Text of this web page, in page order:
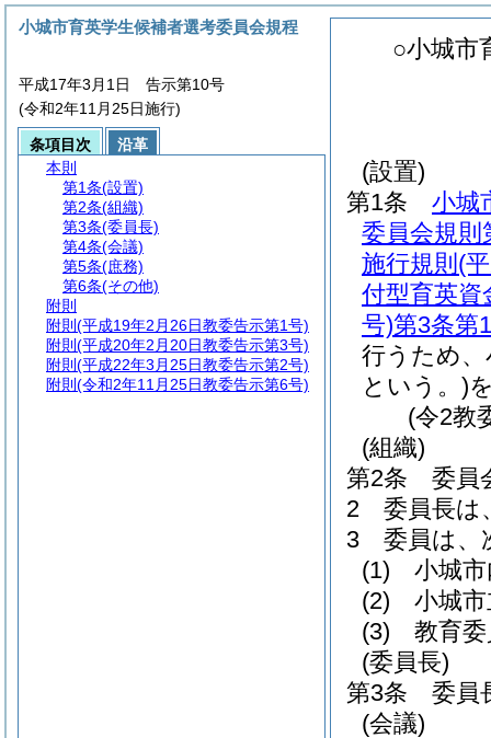
○小城市
(設置)
第1条
小城
委員会規則
施行規則 (
付型育英資
号)第3条第
行うため、
という。)
(令2教
(組織)
第2条
委員
2
委員長は
3
委員は、
(1)
小城
(2)
小城
(3)
教育
(委員長)
第3条
委員
(会議)
小城市育英学生候補者選考委員会規程
平成17年3月1日 告示第10号
(令和2年11月25日施行)
条項目次
沿革
本則
第1条(設置)
第2条(組織)
第3条(委員長)
第4条(会議)
第5条(庶務)
第6条(その他)
附則
附則 (平成19年2月26日教委告示第1号)
附則 (平成20年2月20日教委告示第3号)
附則 (平成22年3月25日教委告示第2号)
附則 (令和2年11月25日教委告示第6号)